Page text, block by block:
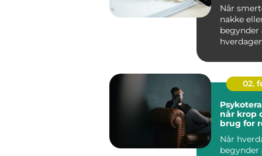
Når
nakke
begynder
kiroprakt...
02.
når krop
brug for
Når
begynder